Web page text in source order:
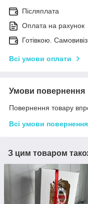
Післяплата
Оплата на рахунок
Готівкою.
Всі умови оплати
Умови повернення
Повернення товару
Всі умови повернення
З цим товаром